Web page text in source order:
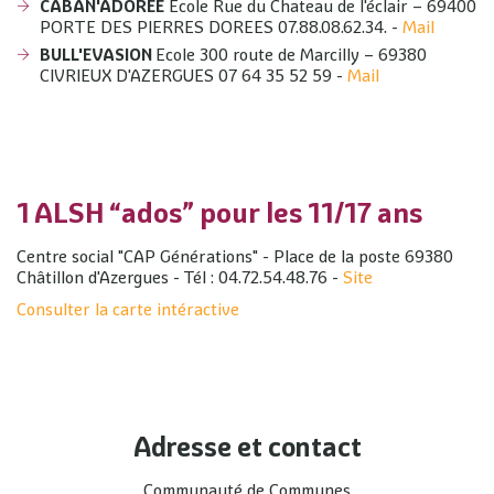
CABAN'ADOREE Ecole Rue du Chateau de l'éclair – 69400
PORTE DES PIERRES DOREES 07.88.08.62.34. - Mail
BULL'EVASION Ecole 300 route de Marcilly – 69380
CIVRIEUX D'AZERGUES 07 64 35 52 59 - Mail
1 ALSH “ados” pour les 11/17 ans
Centre social "CAP Générations" - Place de la poste 69380
Châtillon d'Azergues - Tél : 04.72.54.48.76 - Site
Consulter la carte intéractive
Adresse et contact